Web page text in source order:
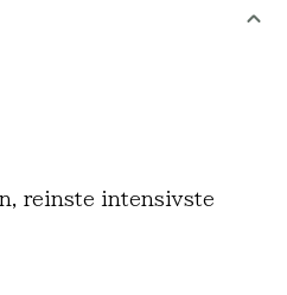
reinste intensivste